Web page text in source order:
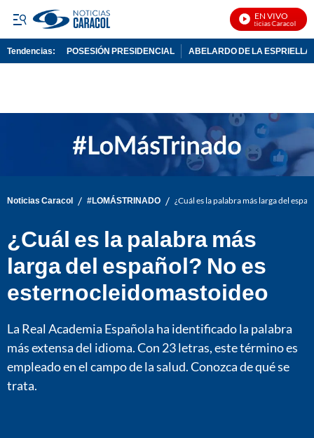
EN VIVO
Noticias Caracol En
Tendencias: POSESIÓN PRESIDENCIAL ABELARDO DE LA ESPRIELLA
Noticias Caracol / #LOMÁSTRINADO / ¿Cuál es la palabra más larga del
¿Cuál es la palabra más
larga del español? No es
esternocleidomastoideo
La Real Academia Española ha identificado la palabra
más extensa del idioma. Con 23 letras, este término es
empleado en el campo de la salud. Conozca de qué se
trata.